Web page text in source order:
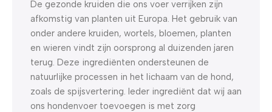
De gezonde kruiden die ons voer verrijken zijn
afkomstig van planten uit Europa. Het gebruik van
onder andere kruiden, wortels, bloemen, planten
en wieren vindt zijn oorsprong al duizenden jaren
terug. Deze ingrediënten ondersteunen de
natuurlijke processen in het lichaam van de hond,
zoals de spijsvertering. Ieder ingrediënt dat wij aan
ons hondenvoer toevoegen is met zorg